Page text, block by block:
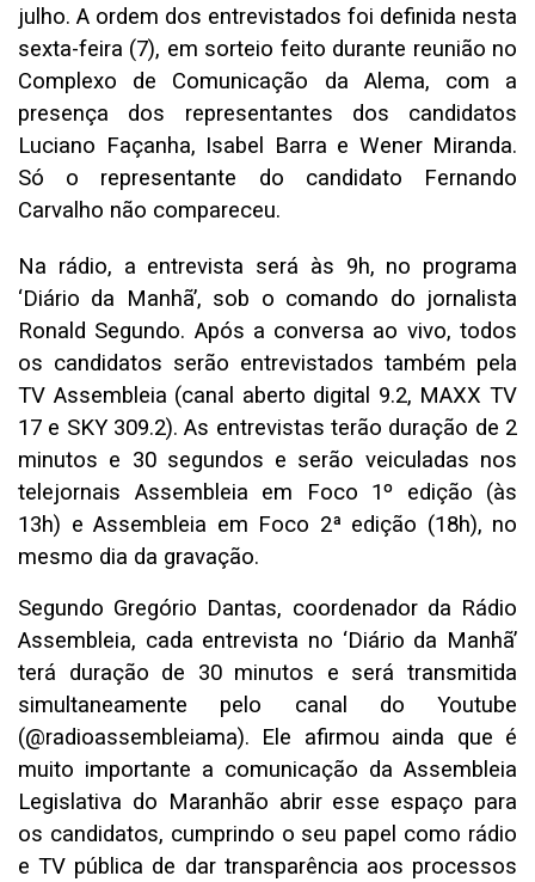
julho. A ordem dos entrevistados foi definida nesta
sexta-feira (7), em sorteio feito durante reunião no
Complexo de Comunicação da Alema, com a
presença dos representantes dos candidatos
Luciano Façanha, Isabel Barra e Wener Miranda.
Só o representante do candidato Fernando
Carvalho não compareceu.
Na rádio, a entrevista será às 9h, no programa
‘Diário da Manhã’, sob o comando do jornalista
Ronald Segundo. Após a conversa ao vivo, todos
os candidatos serão entrevistados também pela
TV Assembleia (canal aberto digital 9.2, MAXX TV
17 e SKY 309.2). As entrevistas terão duração de 2
minutos e 30 segundos e serão veiculadas nos
telejornais Assembleia em Foco 1º edição (às
13h) e Assembleia em Foco 2ª edição (18h), no
mesmo dia da gravação.
Segundo Gregório Dantas, coordenador da Rádio
Assembleia, cada entrevista no ‘Diário da Manhã’
terá duração de 30 minutos e será transmitida
simultaneamente pelo canal do Youtube
(@radioassembleiama). Ele afirmou ainda que é
muito importante a comunicação da Assembleia
Legislativa do Maranhão abrir esse espaço para
os candidatos, cumprindo o seu papel como rádio
e TV pública de dar transparência aos processos